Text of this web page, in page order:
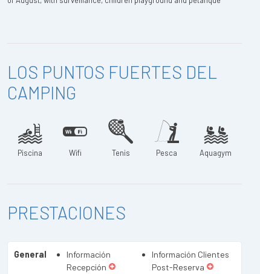
LOS PUNTOS FUERTES DEL
CAMPING
Piscina Wifi Tenis Pesca Aquagym
PRESTACIONES
General
Información
Recepción
Información Clientes
Post-Reserva